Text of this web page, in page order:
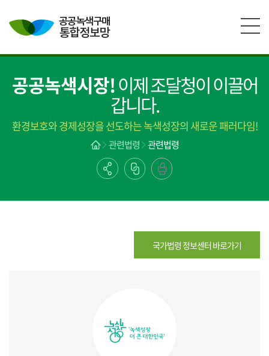
공공녹색시장!이제 조달청이 이끌어
갑니다.
환경보호와 경제성장을 선도하는 녹색성장의 새로운 패러다임!
관련법령 관련법령
국가법령 정보센터 바로가기